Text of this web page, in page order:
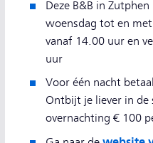
Deze B&B in
woensdag tot en
vanaf 14.00 uur en
uur
Voor één nacht
Ontbijt je liever in de
overnachting € 100